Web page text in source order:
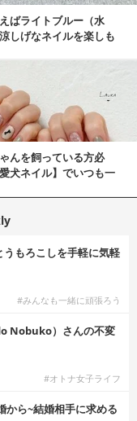
ばライトブルー（水
しげなネイルを楽しも
んを飼っている方必
犬ネイル】でいつも一
うもろこしを手軽に気軽
#みんなも一緒に頑張ろう
Nobuko）さんの不変
#オトナ女子ライフ
から~結婚相手に求める